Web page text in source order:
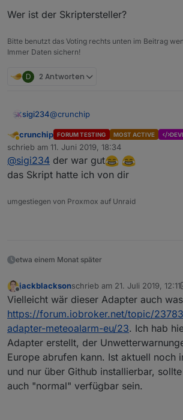
Wer ist der Skriptersteller?
Bitte benutzt das Voting rechts unten im Beitrag
Immer Daten sichern!
D 2 Antworten
sigi234@crunchip
Wer ist der Skriptersteller?
Abwesend
crunchip FORUM TESTING MOST ACTIVE
schrieb am 11. Juni 2019, 18:34
zuletzt editiert von
@sigi234 der war gut
das Skript hatte ich von dir
umgestiegen von Proxmox auf Unraid
etwa einem Monat später
Offline
jackblacksonschrieb am 21. Juli 2019, 12:11
zuletzt editiert von
Vielleicht wär dieser Adapter auch
https://forum.iobroker.net/topic/
adapter-meteoalarm-eu/23. Ich hab
Adapter erstellt, der
Europe abrufen kann. Ist aktuell noch
und nur über Github installierbar,
auch "normal" verfügbar sein.